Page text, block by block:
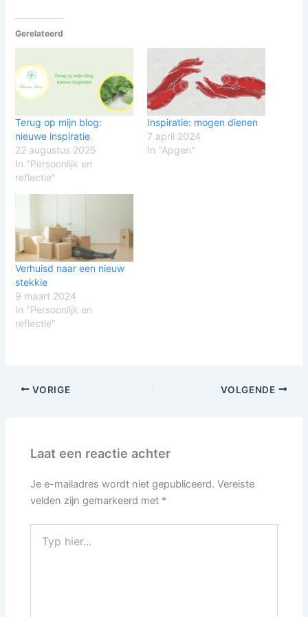
Gerelateerd
Terug op mijn blog:
nieuwe inspiratie
22 augustus 2025
In "Persoonlijk en
reflectie"
Inspiratie: mogen dienen
7 april 2024
In "Apgen"
Verhuisd naar een nieuw
stekkie
9 maart 2024
In "Persoonlijk en
reflectie"
VORIGE VOLGENDE
Laat een reactie achter
Je e-mailadres wordt niet gepubliceerd. Vereiste
velden zijn gemarkeerd met *
hier...